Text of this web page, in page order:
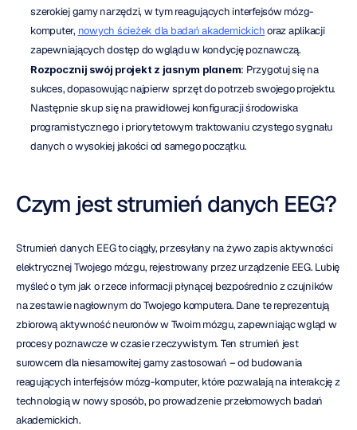
szerokiej gamy narzędzi, w tym reagujących interfejsów mózg-
komputer, nowych ścieżek dla badań akademickich oraz aplikacji
zapewniających dostęp do wglądu w kondycję poznawczą.
Rozpocznij swój projekt z jasnym planem: Przygotuj się na
sukces, dopasowując najpierw sprzęt do potrzeb swojego projektu.
Następnie skup się na prawidłowej konfiguracji środowiska
programistycznego i priorytetowym traktowaniu czystego sygnału
danych o wysokiej jakości od samego początku.
Czym jest strumień danych EEG?
Strumień danych EEG to ciągły, przesyłany na żywo zapis aktywności
elektrycznej Twojego mózgu, rejestrowany przez urządzenie EEG. Lubię
myśleć o tym jak o rzece informacji płynącej bezpośrednio z czujników
na zestawie nagłownym do Twojego komputera. Dane te reprezentują
zbiorową aktywność neuronów w Twoim mózgu, zapewniając wgląd w
procesy poznawcze w czasie rzeczywistym. Ten strumień jest
surowcem dla niesamowitej gamy zastosowań – od budowania
reagujących interfejsów mózg-komputer, które pozwalają na interakcję z
technologią w nowy sposób, po prowadzenie przełomowych badań
akademickich.